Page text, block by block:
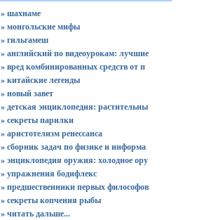
» шахнаме
» монгольские мифы
» гильгамеш
» английский по видеоурокам: лучшие
» вред комбинированных средств от п
» китайские легенды
» новый завет
» детская энциклопедия: растительны
» секреты парилки
» аристотелизм ренессанса
» сборник задач по физике и информа
» энциклопедия оружия: холодное ору
» упражнения бодифлекс
» предшественники первых философов
» секреты копчения рыбы
»читать дальше...